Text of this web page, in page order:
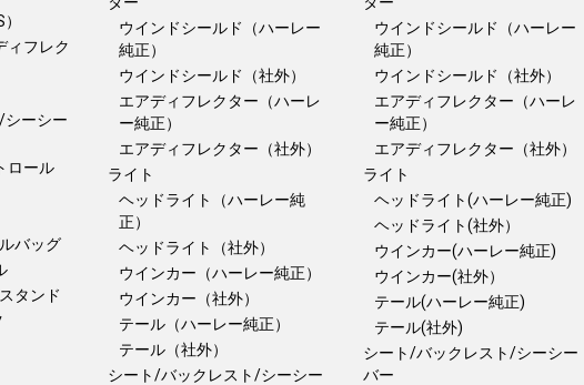
ィフレク
ーシー
ロール
バッグ
タンド
ウインドシールド（ハーレー
純正）
ウインドシールド（社外）
エアディフレクター（ハーレ
ー純正）
エアディフレクター（社外）
ライト
ヘッドライト（ハーレー純
正）
ヘッドライト（社外）
ウインカー（ハーレー純正）
ウインカー（社外）
テール（ハーレー純正）
テール（社外）
シート/バックレスト/シーシー
ウインドシールド（ハーレー
純正）
ウインドシールド（社外）
エアディフレクター（ハーレ
ー純正）
エアディフレクター（社外）
ライト
ヘッドライト(ハーレー純正)
ヘッドライト(社外）
ウインカー(ハーレー純正)
ウインカー(社外）
テール(ハーレー純正)
テール(社外)
シート/バックレスト/シーシー
バー